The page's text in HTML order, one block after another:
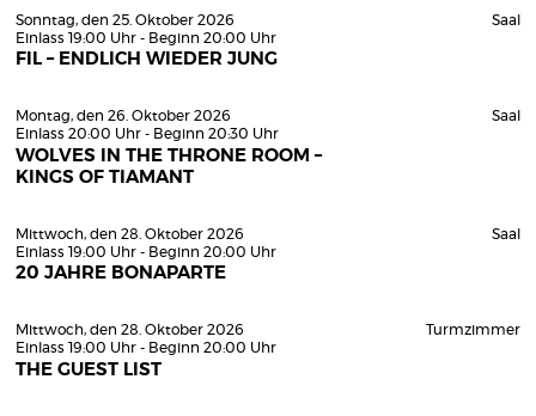
Sonntag, den 25. Oktober 2026
Einlass 19:00 Uhr - Beginn 20:00 Uhr
FIL – ENDLICH WIEDER JUNG
Saal
Montag, den 26. Oktober 2026
Einlass 20:00 Uhr - Beginn 20:30 Uhr
WOLVES IN THE THRONE ROOM –
KINGS OF TIAMANT
Saal
Mittwoch, den 28. Oktober 2026
Einlass 19:00 Uhr - Beginn 20:00 Uhr
20 JAHRE BONAPARTE
Saal
Mittwoch, den 28. Oktober 2026
Einlass 19:00 Uhr - Beginn 20:00 Uhr
THE GUEST LIST
Turmzimmer